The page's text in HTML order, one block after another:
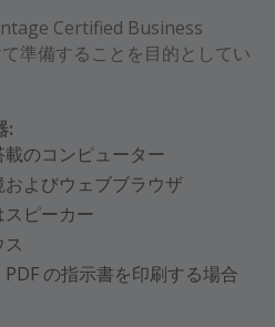
Certified Business
準備することを目的としてい
:
のコンピューター
よびウェブブラウザ
ピーカー
の指示書を印刷する場合